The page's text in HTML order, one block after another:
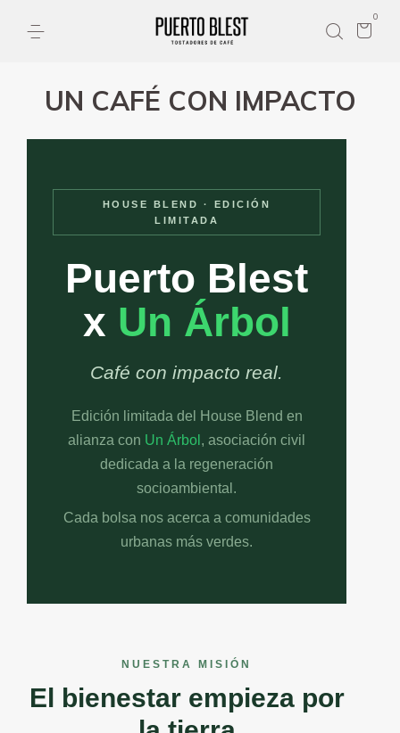
0
UN CAFÉ CON IMPACTO
HOUSE BLEND · EDICIÓN
LIMITADA
Puerto Blest
x Un Árbol
Café con impacto real.
Edición limitada del House Blend en
alianza con Un Árbol , asociación civil
dedicada a la regeneración
socioambiental.
Cada bolsa nos acerca a comunidades
urbanas más verdes.
NUESTRA MISIÓN
El bienestar empieza por